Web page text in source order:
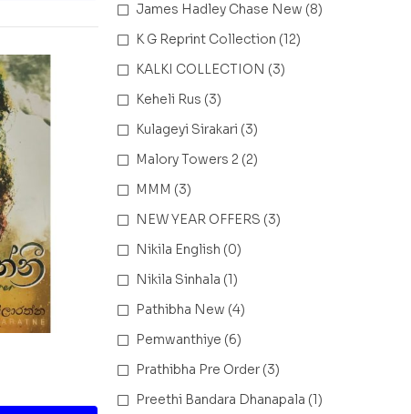
James Hadley Chase New (8)
K G Reprint Collection (12)
KALKI COLLECTION (3)
Keheli Rus (3)
Kulageyi Sirakari (3)
Malory Towers 2 (2)
MMM (3)
NEW YEAR OFFERS (3)
Nikila English (0)
Nikila Sinhala (1)
Pathibha New (4)
Pemwanthiye (6)
Prathibha Pre Order (3)
Preethi Bandara Dhanapala (1)